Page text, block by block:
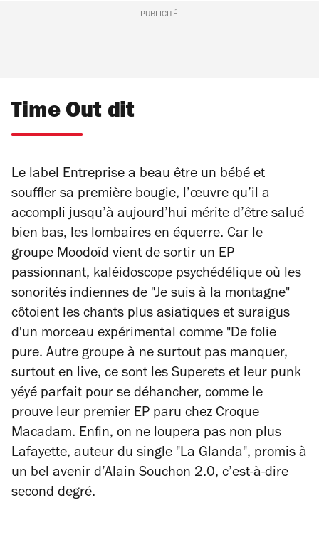
PUBLICITÉ
Time Out dit
Le label Entreprise a beau être un bébé et
souffler sa première bougie, l’œuvre qu’il a
accompli jusqu’à aujourd’hui mérite d’être salué
bien bas, les lombaires en équerre. Car le
groupe Moodoïd vient de sortir un EP
passionnant, kaléidoscope psychédélique où les
sonorités indiennes de "Je suis à la montagne"
côtoient les chants plus asiatiques et suraigus
d'un morceau expérimental comme "De folie
pure. Autre groupe à ne surtout pas manquer,
surtout en live, ce sont les Superets et leur punk
yéyé parfait pour se déhancher, comme le
prouve leur premier EP paru chez Croque
Macadam. Enfin, on ne loupera pas non plus
Lafayette, auteur du single "La Glanda", promis à
un bel avenir d’Alain Souchon 2.0, c’est-à-dire
second degré.